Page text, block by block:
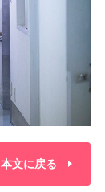
本文に戻る